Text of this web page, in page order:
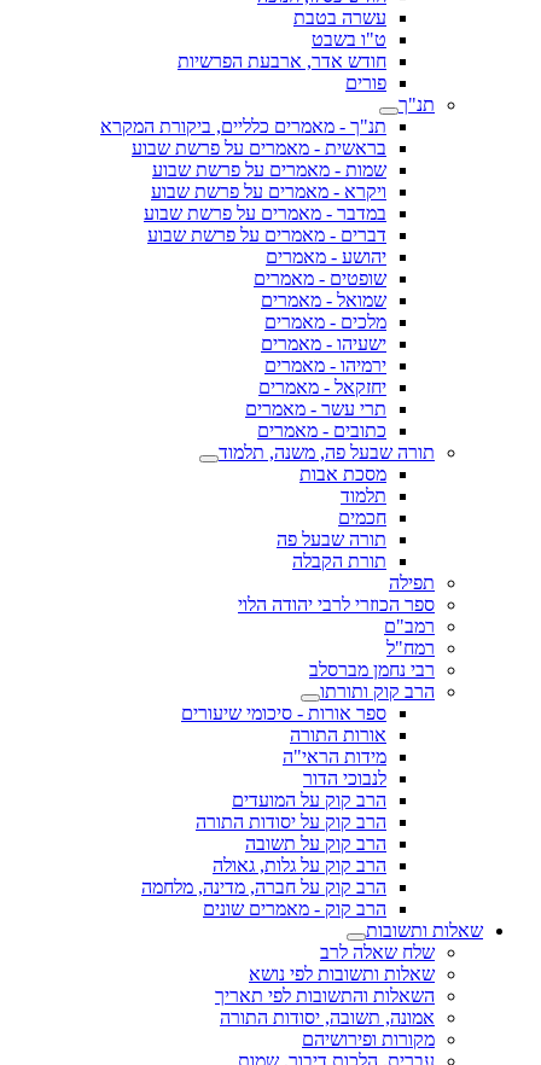
עשרה בטבת
ט"ו בשבט
חודש אדר, ארבעת הפרשיות
פורים
תנ"ך
תנ"ך - מאמרים כלליים, ביקורת המקרא
בראשית - מאמרים על פרשת שבוע
שמות - מאמרים על פרשת שבוע
ויקרא - מאמרים על פרשת שבוע
במדבר - מאמרים על פרשת שבוע
דברים - מאמרים על פרשת שבוע
יהושע - מאמרים
שופטים - מאמרים
שמואל - מאמרים
מלכים - מאמרים
ישעיהו - מאמרים
ירמיהו - מאמרים
יחזקאל - מאמרים
תרי עשר - מאמרים
כתובים - מאמרים
תורה שבעל פה, משנה, תלמוד
מסכת אבות
תלמוד
חכמים
תורה שבעל פה
תורת הקבלה
תפילה
ספר הכוזרי לרבי יהודה הלוי
רמב"ם
רמח"ל
רבי נחמן מברסלב
הרב קוק ותורתו
ספר אורות - סיכומי שיעורים
אורות התורה
מידות הראי"ה
לנבוכי הדור
הרב קוק על המועדים
הרב קוק על יסודות התורה
הרב קוק על תשובה
הרב קוק על גלות, גאולה
הרב קוק על חברה, מדינה, מלחמה
הרב קוק - מאמרים שונים
שאלות ותשובות
שלח שאלה לרב
שאלות ותשובות לפי נושא
השאלות והתשובות לפי תאריך
אמונה, תשובה, יסודות התורה
מקורות ופירושיהם
עברית, הלכות דיבור, שמות